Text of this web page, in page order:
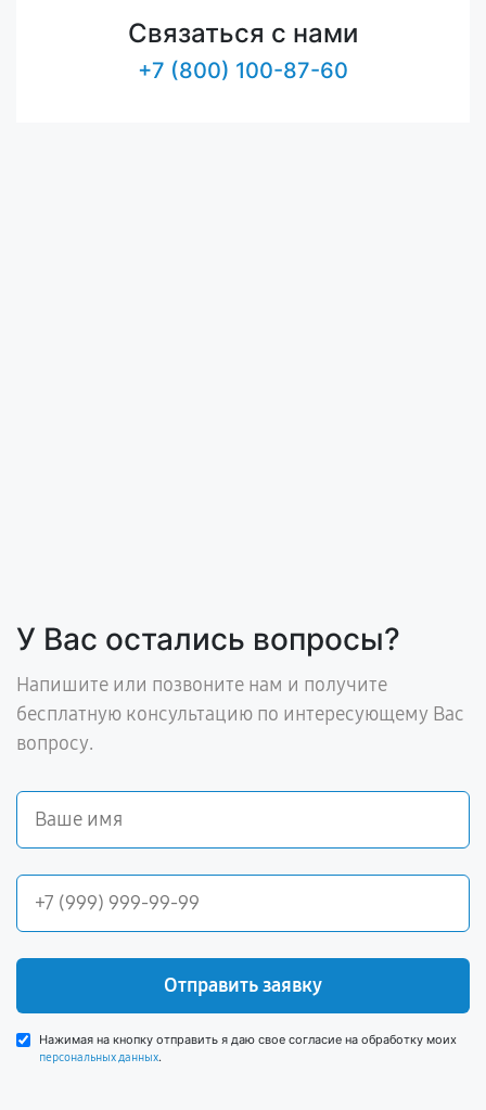
Связаться с нами
+7 (800) 100-87-60
У Вас остались вопросы?
Напишите или позвоните нам и получите
бесплатную консультацию по интересующему Вас
вопросу.
Отправить заявку
Нажимая на кнопку отправить я даю свое согласие на обработку моих
персональных данных.